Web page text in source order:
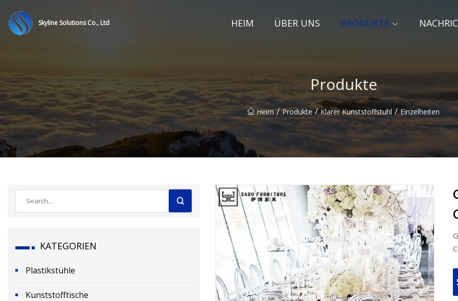
Skyline Solutions Co., Ltd HEIM ÜBER UNS PRODUKTE
Produkte
Heim / Produkte / Klarer Kunststoffstuhl / Einzelheiten
KATEGORIEN
Plastikstühle
Kunststofftische